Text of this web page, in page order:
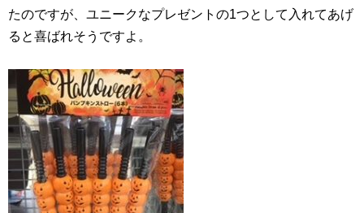
たのですが、ユニークなプレゼントの1つとして入れてあげ
ると喜ばれそうですよ。